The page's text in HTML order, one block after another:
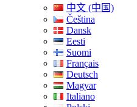
中文 (中国)
Čeština
Dansk
Eesti
Suomi
Français
Deutsch
Magyar
Italiano